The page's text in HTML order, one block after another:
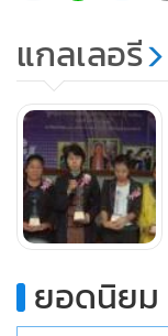
**นางปริยนัดดา พันธุ์
ทำงานประสานการ
ให้กลุ่มชาติพันธุ์ลา
ความในชั้นศาล จัด
ในนาม “ชมรมเพื่อ
ตลอดระยะเวลาใน
นัดดา ได้พยายามชัก
ทรัพยากรธรรมชาติ
แกลเลอรี
ยอดนิยม